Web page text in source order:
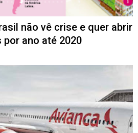
não vê crise e quer abrir
por ano até 2020